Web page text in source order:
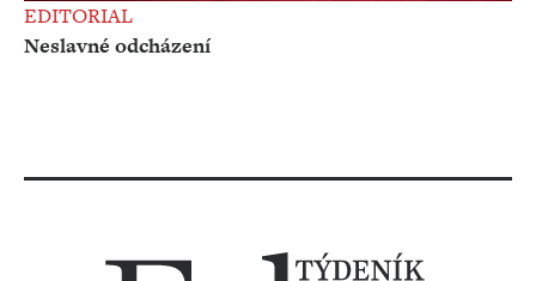
EDITORIAL
Neslavné odcházení